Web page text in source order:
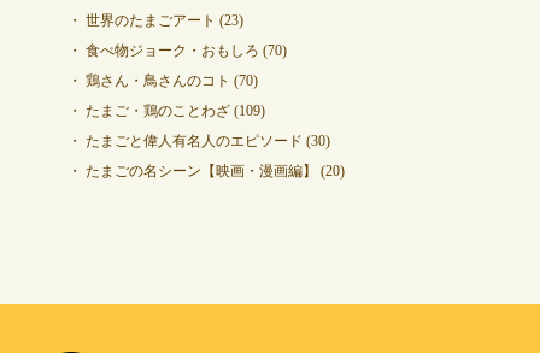
世界のたまごアート (23)
食べ物ジョーク・おもしろ (70)
鶏さん・鳥さんのコト (70)
たまご・鶏のことわざ(109)
たまごと偉人有名人のエピソード (30)
たまごの名シーン【映画・漫画編】
(20)